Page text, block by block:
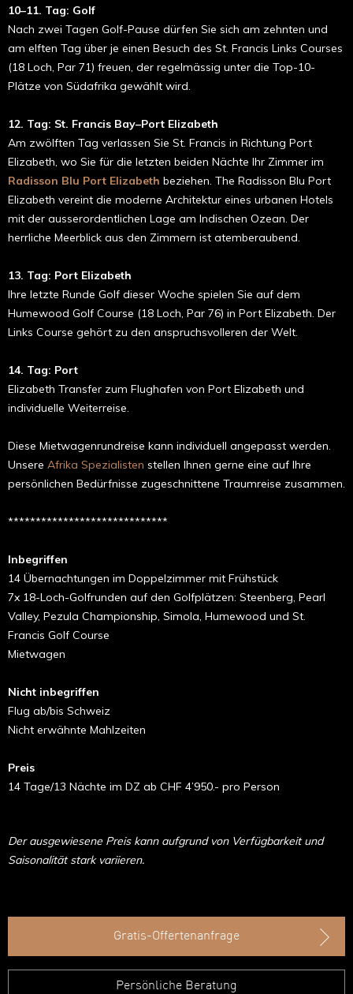
10–11. Tag: Golf
Nach zwei Tagen Golf-Pause dürfen Sie sich am zehnten und
am elften Tag über je einen Besuch des St. Francis Links Courses
(18 Loch, Par 71) freuen, der regelmässig unter die Top-10-
Plätze von Südafrika gewählt wird.
12. Tag: St. Francis Bay–Port Elizabeth
Am zwölften Tag verlassen Sie St. Francis in Richtung Port
Elizabeth, wo Sie für die letzten beiden Nächte Ihr Zimmer im
Radisson Blu Port Elizabeth beziehen. The Radisson Blu Port
Elizabeth vereint die moderne Architektur eines urbanen Hotels
mit der ausserordentlichen Lage am Indischen Ozean. Der
herrliche Meerblick aus den Zimmern ist atemberaubend.
13. Tag: Port Elizabeth
Ihre letzte Runde Golf dieser Woche spielen Sie auf dem
Humewood Golf Course (18 Loch, Par 76) in Port Elizabeth. Der
Links Course gehört zu den anspruchsvolleren der Welt.
14. Tag: Port
Elizabeth Transfer zum Flughafen von Port Elizabeth und
individuelle Weiterreise.
Diese Mietwagenrundreise kann individuell angepasst werden.
Unsere Afrika Spezialisten stellen Ihnen gerne eine auf Ihre
persönlichen Bedürfnisse zugeschnittene Traumreise zusammen.
*****************************
Inbegriffen
14 Übernachtungen im Doppelzimmer mit Frühstück
7x 18-Loch-Golfrunden auf den Golfplätzen: Steenberg, Pearl
Valley, Pezula Championship, Simola, Humewood und St.
Francis Golf Course
Mietwagen
Nicht inbegriffen
Flug ab/bis Schweiz
Nicht erwähnte Mahlzeiten
Preis
14 Tage/13 Nächte im DZ ab CHF 4’950.- pro Person
Der ausgewiesene Preis kann aufgrund von Verfügbarkeit und
Saisonalität stark variieren.
Gratis-Offertenanfrage
Persönliche Beratung